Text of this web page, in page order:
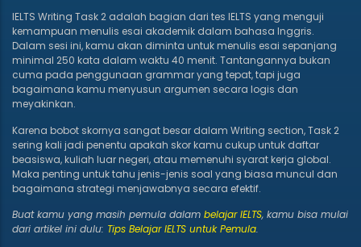
IELTS Writing Task 2 adalah bagian dari tes IELTS yang menguji
kemampuan menulis esai akademik dalam bahasa Inggris.
Dalam sesi ini, kamu akan diminta untuk menulis esai sepanjang
minimal 250 kata dalam waktu 40 menit. Tantangannya bukan
cuma pada penggunaan grammar yang tepat, tapi juga
bagaimana kamu menyusun argumen secara logis dan
meyakinkan.
Karena bobot skornya sangat besar dalam Writing section, Task 2
sering kali jadi penentu apakah skor kamu cukup untuk daftar
beasiswa, kuliah luar negeri, atau memenuhi syarat kerja global.
Maka penting untuk tahu jenis-jenis soal yang biasa muncul dan
bagaimana strategi menjawabnya secara efektif.
Buat kamu yang masih pemula dalam belajar IELTS, kamu bisa mulai
dari artikel ini dulu: Tips Belajar IELTS untuk Pemula.